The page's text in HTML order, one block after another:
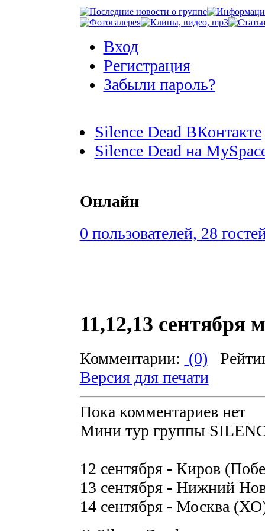
Вход
Регистрация
Забыли пароль?
Silence Dead ВКонтакте
Silence Dead на
Онлайн
0 пользователей, 28
11,12,13 сентября
Комментарии: (0)
Версия для печати
Пока комментариев нет
Мини тур группы
12 сентября - Киров
13 сентября - Нижний
14 сентября - Москва